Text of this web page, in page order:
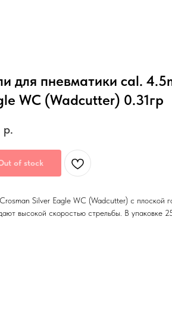
для пневматики cal.
WC (Wadcutter) 0.31гр
р.
of stock
Silver Eagle WC (Wadcutter) с плоской
высокой скоростью стрельбы. В упаковке